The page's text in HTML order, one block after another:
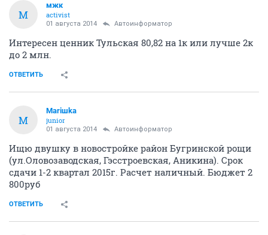
М
мжк
activist
01 августа 2014 Автоинформатор
Интересен ценник Тульская 80,82 на 1к или лучше 2к
до 2 млн.
ОТВЕТИТЬ
M
Mariшka
junior
01 августа 2014 Автоинформатор
Ищю двушку в новостройке район Бугринской рощи
(ул.Оловозаводская, Гэсстроевская, Аникина). Срок
сдачи 1-2 квартал 2015г. Расчет наличный. Бюджет 2
800руб
ОТВЕТИТЬ